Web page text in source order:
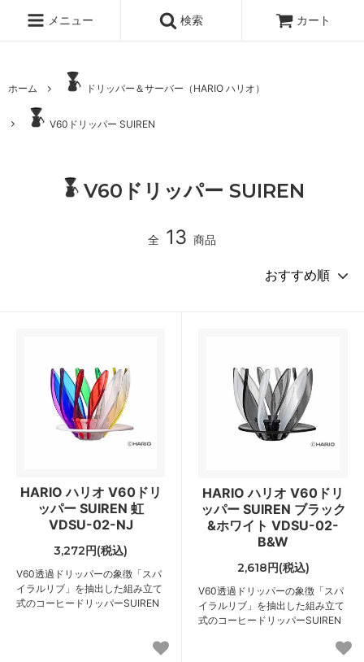
メニュー 検索 カート
ホーム ドリッパー＆サーバー（HARIO ハリオ）
V60ドリッパー SUIREN
V60ドリッパー SUIREN
全 13 商品
HARIO ハリオ V60ドリ
ッパー SUIREN 虹
VDSU-02-NJ
3,272円(税込)
V60透過ドリッパーの象徴「スパ
イラルリブ」を抽出した組み立て
式のコーヒードリッパーSUIREN
HARIO ハリオ V60ドリ
ッパー SUIREN ブラック
&ホワイト VDSU-02-
B&W
2,618円(税込)
V60透過ドリッパーの象徴「スパ
イラルリブ」を抽出した組み立て
式のコーヒードリッパーSUIREN